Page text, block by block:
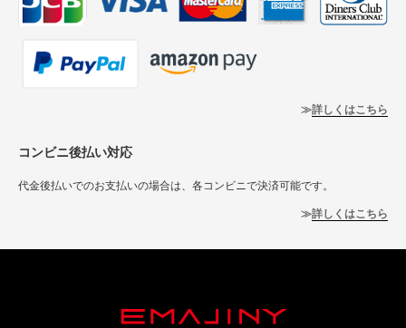
詳しくはこちら
コンビニ後払い対応
代金後払いでのお支払いの場合は、各コンビニで決済可能です。
詳しくはこちら